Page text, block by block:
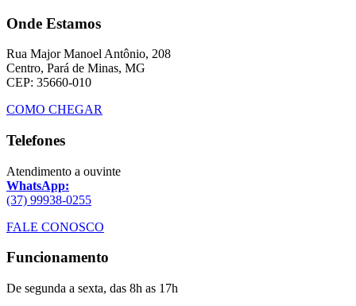
Onde Estamos
Rua Major Manoel Antônio, 208
Centro, Pará de Minas, MG
CEP: 35660-010
COMO CHEGAR
Telefones
Atendimento a ouvinte
WhatsApp:
(37) 99938-0255
FALE CONOSCO
Funcionamento
De segunda a sexta, das 8h as 17h